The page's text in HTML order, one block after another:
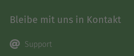
Bleibe mit uns in Kontakt
Support